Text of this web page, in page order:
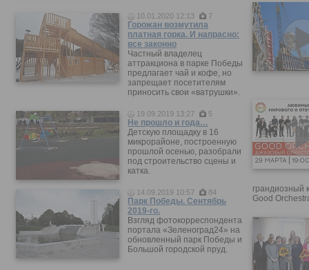
10.01.2020 12:13 7
Горожан возмутила
платная горка. И напрасно:
все законно
Частный владелец
аттракциона в парке Победы
предлагает чай и кофе, но
запрещает посетителям
приносить свои «ватрушки».
19.09.2019 13:27 5
Не прошло и года…
Детскую площадку в 16
микрорайоне, построенную
прошлой осенью, разобрали
под строительство сцены и
катка.
14.09.2019 10:57 84
Парк Победы. Сентябрь
2019-го.
Взгляд фотокорреспондента
портала «Зеленоград24» на
обновленный парк Победы и
Большой городской пруд.
грандиозный
Good